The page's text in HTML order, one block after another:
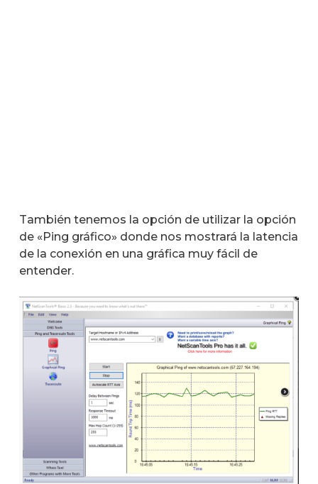
También tenemos la opción de utilizar la opción
de «Ping gráfico» donde nos mostrará la latencia
de la conexión en una gráfica muy fácil de
entender.